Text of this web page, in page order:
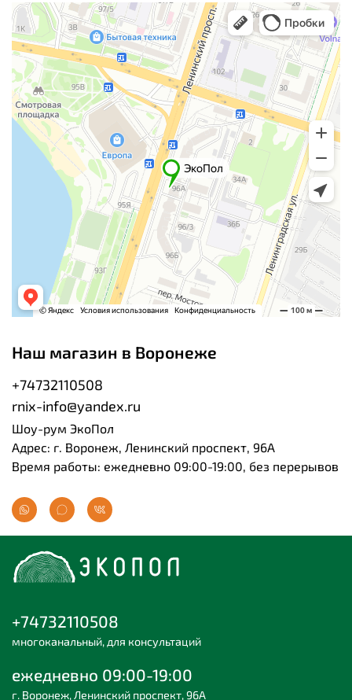
Наш магазин в Воронеже
+74732110508
rnix-info@yandex.ru
Шоу-рум ЭкоПол
Адрес: г. Воронеж, Ленинский проспект, 96А
Время работы: ежедневно 09:00-19:00, без перерывов
+74732110508
многоканальный, для консультаций
ежедневно 09:00-19:00
г. Воронеж, Ленинский проспект, 96А